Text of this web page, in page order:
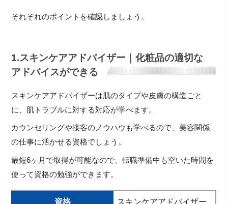
それぞれのポイントを確認しましょう。
1.スキンケアアドバイザー｜化粧品の適切な
アドバイスができる
スキンケアアドバイザーは肌のタイプや皮膚の構造ごと
に、肌トラブルに対する対応が学べます。
カウンセリングや接客のノウハウも学べるので、美容関係
の仕事に活かせる資格でしょう。
最短6ヶ月で取得が可能なので、転職準備中も空いた時間を
使って資格の勉強ができます。
資格 スキンケアアドバイザー